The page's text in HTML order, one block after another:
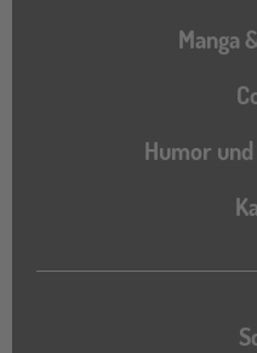
Manga
Humor